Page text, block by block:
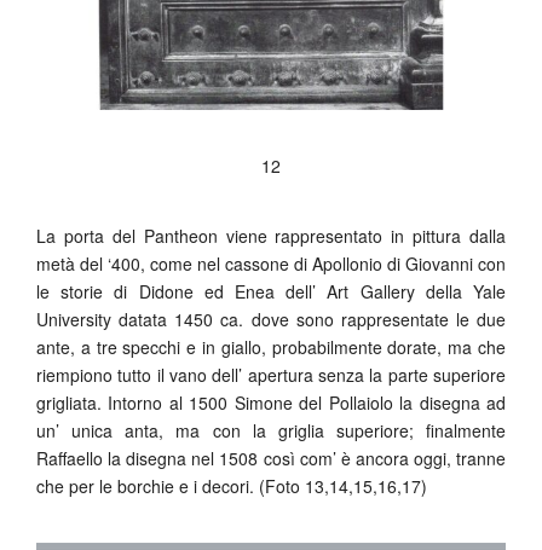
12
La porta del Pantheon viene rappresentato in pittura dalla
metà del ‘400, come nel cassone di Apollonio di Giovanni con
le storie di Didone ed Enea dell’ Art Gallery della Yale
University datata 1450 ca. dove sono rappresentate le due
ante, a tre specchi e in giallo, probabilmente dorate, ma che
riempiono tutto il vano dell’ apertura senza la parte superiore
grigliata. Intorno al 1500 Simone del Pollaiolo la disegna ad
un’ unica anta, ma con la griglia superiore; finalmente
Raffaello la disegna nel 1508 così com’ è ancora oggi, tranne
che per le borchie e i decori. (Foto 13,14,15,16,17)